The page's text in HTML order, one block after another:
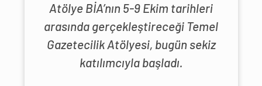
Atölye BİA’nın 5-9 Ekim tarihleri
arasında gerçekleştireceği Temel
Gazetecilik Atölyesi, bugün sekiz
katılımcıyla başladı.